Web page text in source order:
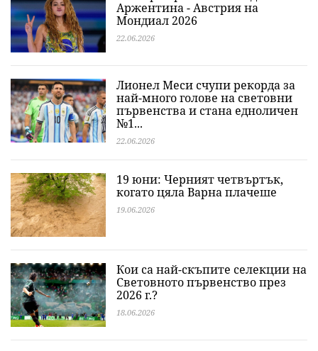
Аржентина - Австрия на
Мондиал 2026
22.06.2026
Лионел Меси счупи рекорда за
най-много голове на световни
първенства и стана едноличен
№1...
22.06.2026
19 юни: Черният четвъртък,
когато цяла Варна плачеше
19.06.2026
Кои са най-скъпите селекции на
Световното първенство през
2026 г.?
18.06.2026